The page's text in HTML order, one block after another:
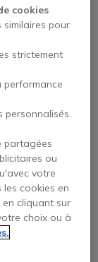
C
cookies
pour
strictement
performance
personnalisés.
partagées
ou
votre
cookies en
cliquant sur
choix ou à